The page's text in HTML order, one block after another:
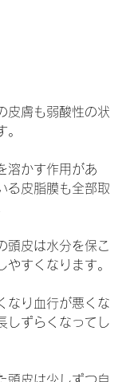
皮膚も弱酸性の状
。
溶かす作用があ
る皮脂膜も全部取
頭皮は水分を保こ
やすくなります。
なり血行が悪くな
しずらくなってし